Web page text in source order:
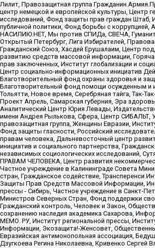
Лилит, Правозащитная группа
центр немецкой и европейской культуры, Центр
исследований, Фонд защиты прав граждан Штаб,
публичной политики, Фонд борьбы с коррупцией,
НАСИЛИЮ.НЕТ, Мы против СПИДа, СВЕЧА,
Открытый Петербург, Лига Избирателей,
Гражданский Союз, Хасдей Ерушалаим, Центр
развитию средств массовой информации,
прав заключенных, Институт глобализации и
Центр социально-информационных инициатив
Благотворительный фонд охраны здоровья и
Благотворительный фонд помощи осужденным и
Тольятти, Новое время, Серебряная тайга, Так-
Проект Апрель, Самарская губерния, Эра
Аналитический Центр Юрия Левады,
имени Андрея Рылькова, Сфера, Центр СИБАЛЬТ,
правозащитная группа, Женщины Евразии,
Фонд защиты гласности, Российский
правам человека, Дальневосточный центр
инициатив и социального партнерства,
независимых социологических исследований,
ПРАВАМ ЧЕЛОВЕКА, Центр развития
Частное учреждение в Калининграде Совета
стран, Гражданское содействие, Трансперенси
Защиты Прав Средств Массовой Информации,
прессы - Сибирь, Частное учреждение в Санкт-
Министров Северных Стран, Фонд поддержки
Гражданский контроль, Человек и Закон,
сохранению наследия академика Сахарова,
МЕМО. РУ, Институт региональной прессы,
Информации, Экозащита!-Женсовет,
Евразийская антимонопольная ассоциация,
Дзугкоева Регина Николаевна, Кривенко Сергей